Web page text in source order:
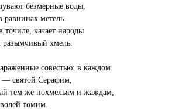
безмерные воды,
равнинах метель.
точиле, качает народы
разымчивый хмель.
совестью: в каждом
— святой Серафим,
тем же похмельям и жаждам,
томим.